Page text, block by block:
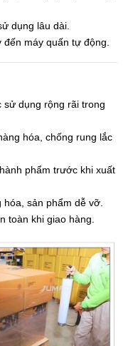
dụng lâu dài.
đến máy quấn tự động.
sử dụng rộng rãi trong
hóa, chống rung lắc
phẩm trước khi xuất
hóa, sản phẩm dễ vỡ.
toàn khi giao hàng.